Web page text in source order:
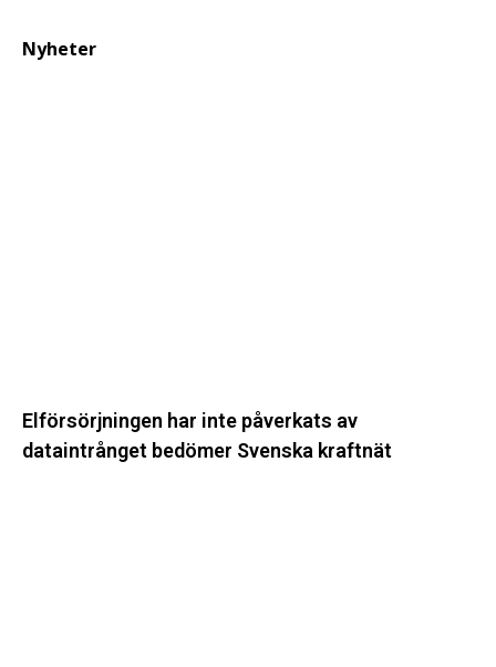
Nyheter
Elförsörjningen har inte påverkats av
dataintrånget bedömer Svenska kraftnät